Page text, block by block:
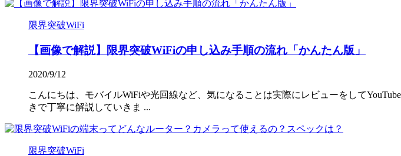
限界突破WiFi
【画像で解説】限界突破WiFiの申し込み手順の流れ「かんたん版」
2020/9/12
こんにちは、モバイルWiFiや光回線など、気になることは実際にレビューをして
きで丁寧に解説していきま ...
限界突破WiFi